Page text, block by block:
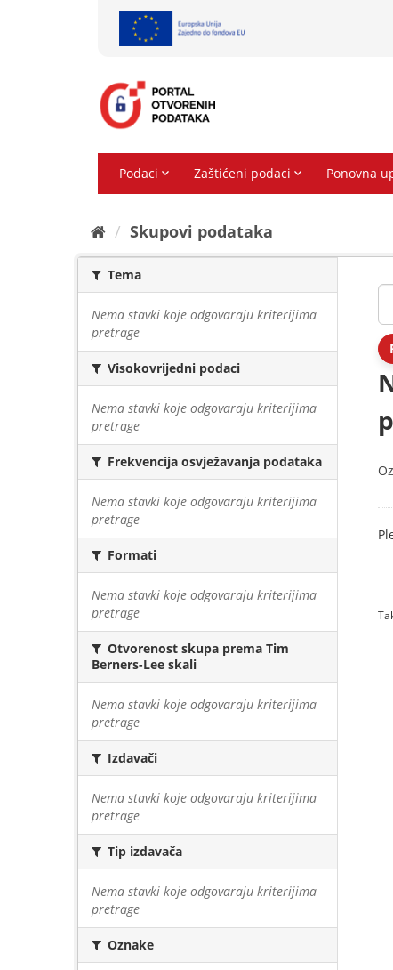
Skupovi podаtаkа
Tema
Nema stavki koje odgovaraju kriterijima
pretrage
Visokovrijedni podaci
Nema stavki koje odgovaraju kriterijima
pretrage
Frekvencija osvježavanja podataka
Nema stavki koje odgovaraju kriterijima
pretrage
Formati
Nema stavki koje odgovaraju kriterijima
pretrage
Otvorenost skupa prema Tim
Berners-Lee skali
Nema stavki koje odgovaraju kriterijima
pretrage
Izdavači
Nema stavki koje odgovaraju kriterijima
pretrage
Tip izdavača
Nema stavki koje odgovaraju kriterijima
pretrage
Oznake